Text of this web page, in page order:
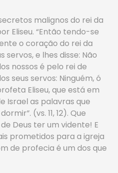
malignos do rei da
Eliseu. “Então tendo-se
o coração do rei da
servos, e lhes disse: Não
nossos é pelo rei de
seus servos: Ninguém, ó
Eliseu, que está em
Israel as palavras que
(vs. 11, 12). Que
Deus ter um vidente! E
prometidos para a igreja
de profecia é um dos que